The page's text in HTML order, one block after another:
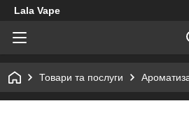
Lala Vape
Товари та послуги